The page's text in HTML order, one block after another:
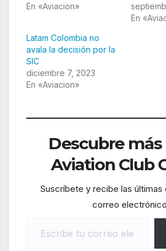
En «Aviacion»
En
Latam Colombia no
avala la decisión por la
SIC
diciembre 7, 2023
En «Aviacion»
Descubre más
Aviation Club
Suscríbete y recibe las últimas
correo